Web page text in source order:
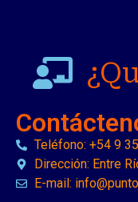
Teléfono: +54 9
Dirección: Entre
E-mail: